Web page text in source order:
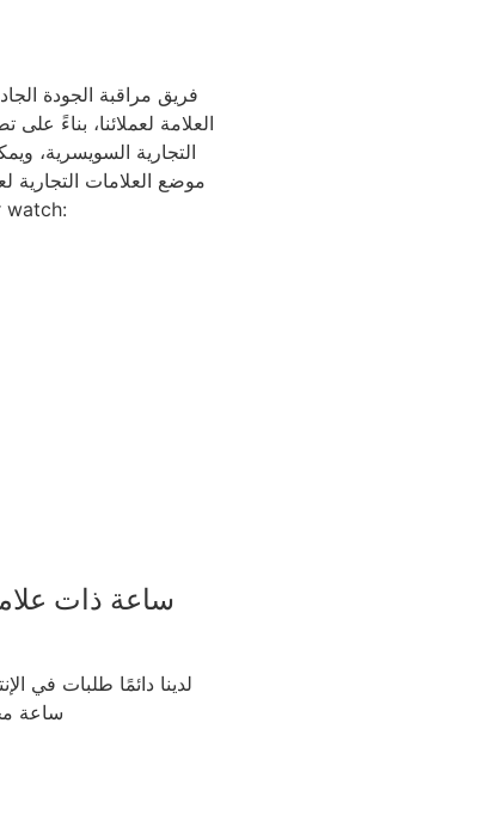
العلامة لعملائنا، بناءً
التجارية السويسرية،
موضع العلامات التجارية
ساعة ذات
لدينا دائمًا طلبات في
ساعة